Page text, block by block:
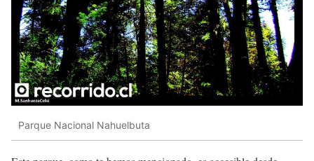
Parque Nacional Nahuelbuta